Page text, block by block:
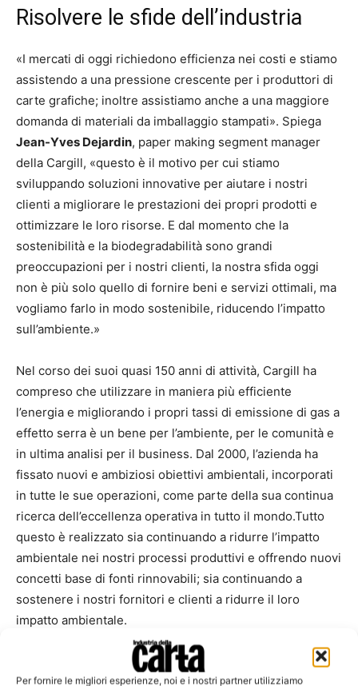
Per fornire le migliori esperienze, noi e i nostri partner utilizziamo
Risolvere le sfide dell’industria
«I mercati di oggi richiedono efficienza nei costi e stiamo
assistendo a una pressione crescente per i produttori di
carte grafiche; inoltre assistiamo anche a una maggiore
domanda di materiali da imballaggio stampati». Spiega
Jean-Yves Dejardin, paper making segment manager
della Cargill, «questo è il motivo per cui stiamo
sviluppando soluzioni innovative per aiutare i nostri
clienti a migliorare le prestazioni dei propri prodotti e
ottimizzare le loro risorse. E dal momento che la
sostenibilità e la biodegradabilità sono grandi
preoccupazioni per i nostri clienti, la nostra sfida oggi
non è più solo quello di fornire beni e servizi ottimali, ma
vogliamo farlo in modo sostenibile, riducendo l’impatto
sull’ambiente.»
Nel corso dei suoi quasi 150 anni di attività, Cargill ha
compreso che utilizzare in maniera più efficiente
l’energia e migliorando i propri tassi di emissione di gas a
effetto serra è un bene per l’ambiente, per le comunità e
in ultima analisi per il business. Dal 2000, l’azienda ha
fissato nuovi e ambiziosi obiettivi ambientali, incorporati
in tutte le sue operazioni, come parte della sua continua
ricerca dell’eccellenza operativa in tutto il mondo.Tutto
questo è realizzato sia continuando a ridurre l’impatto
ambientale nei nostri processi produttivi e offrendo nuovi
concetti base di fonti rinnovabili; sia continuando a
sostenere i nostri fornitori e clienti a ridurre il loro
impatto ambientale.
Cargill sarà presente a PulPaper dal 3 al 5 giugno 2014, il
salone internazionale per l’industria della cellulosa e